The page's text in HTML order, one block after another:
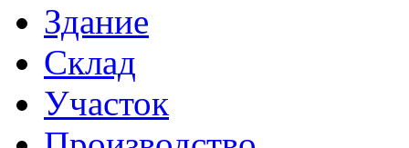
Здание
Склад
Участок